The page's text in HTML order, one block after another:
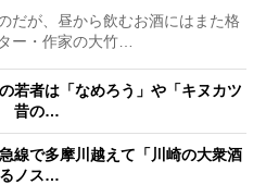
だが、昼から飲むお酒にはまた格
ー・作家の大竹…
若者は「なめろう」や「キヌカツ
昔の…
線で多摩川越えて「川崎の大衆酒
ノス…